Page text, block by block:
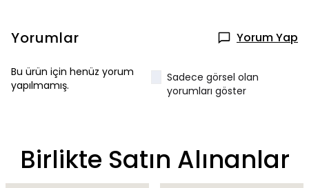
Yorumlar Yorum Yap
Bu ürün için henüz yorum
yapılmamış.
Sadece görsel olan
yorumları göster
Birlikte Satın Alınanlar